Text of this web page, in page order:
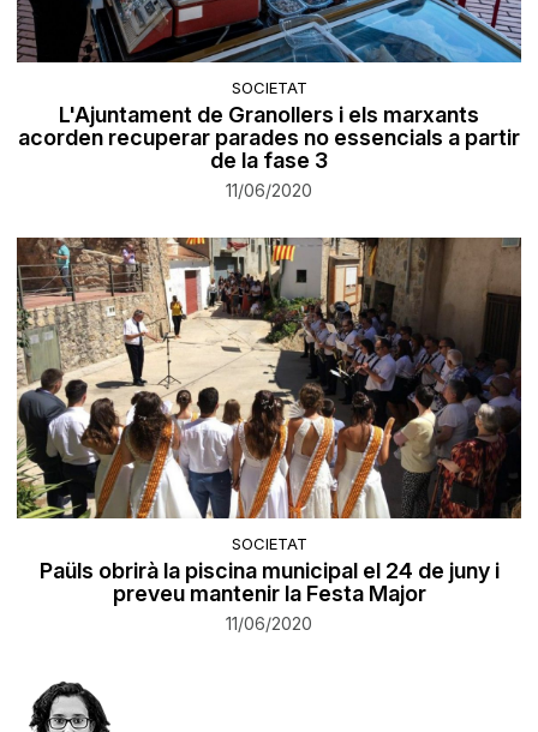
SOCIETAT
​L'Ajuntament de Granollers i els marxants
acorden recuperar parades no essencials a partir
de la fase 3
11/06/2020
SOCIETAT
Paüls obrirà la piscina municipal el 24 de juny i
preveu mantenir la Festa Major
11/06/2020